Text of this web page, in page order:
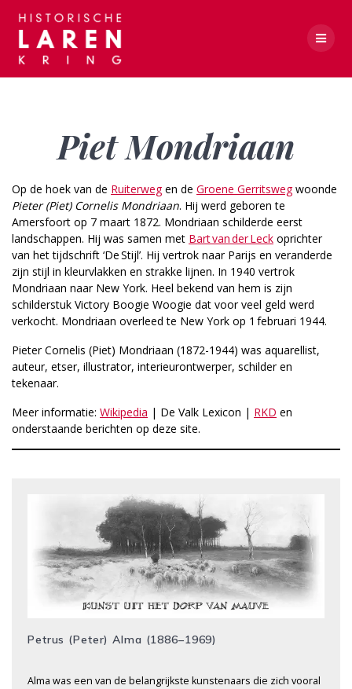
Piet Mondriaan
Op de hoek van de Ruiterwegen de Groene Gerritswegwoonde
Pieter (Piet) Cornelis Mondriaan. Hij werd geboren te
Amersfoort op 7 maart 1872. Mondriaan schilderde eerst
landschappen. Hij was samen met Bart van der Leck oprichter
van het tijdschrift ‘De Stijl’. Hij vertrok naar Parijs en veranderde
zijn stijl in kleurvlakken en strakke lijnen. In 1940 vertrok
Mondriaan naar New York. Heel bekend van hem is zijn
schilderstuk Victory Boogie Woogie dat voor veel geld werd
verkocht. Mondriaan overleed te New York op 1 februari 1944.
Pieter Cornelis (Piet) Mondriaan (1872-1944) was aquarellist,
auteur, etser, illustrator, interieurontwerper, schilder en
tekenaar.
Meer informatie: Wikipedia | De Valk Lexicon | RKD en
onderstaande berichten op deze site.
Petrus (Peter) Alma (1886–1969)
Alma was een van de belangrijkste kunstenaars die zich vooral